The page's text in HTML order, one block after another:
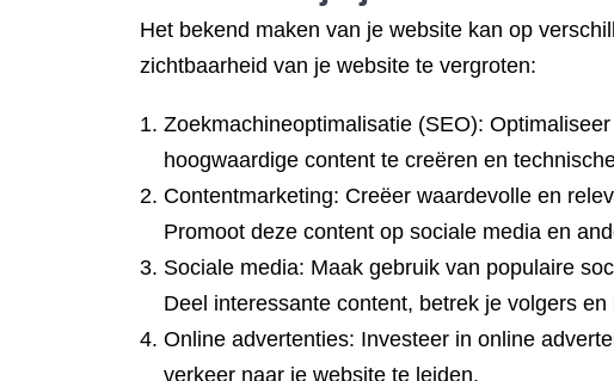
Het bekend maken van je website kan op
zichtbaarheid van je website te vergroten:
Zoekmachineoptimalisatie (SEO):
hoogwaardige content te creëren en
Contentmarketing: Creëer waardevolle en
Promoot deze content op sociale media en
Sociale media: Maak gebruik van populaire
Deel interessante content, betrek je volgers
Online advertenties: Investeer in online
verkeer naar je website te leiden.